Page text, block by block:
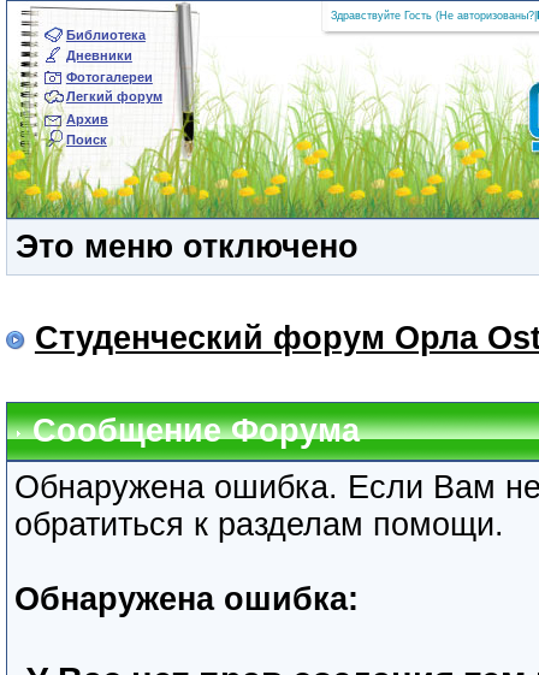
Библиотека
Дневники
Фотогалереи
Легкий форум
Архив
Поиск
Здравствуйте Гость (Не авторизованы?
Это меню отключено
Студенческий форум Орла
Сообщение Форума
Обнаружена ошибка. Если Вам
обратиться к разделам помощи.
Обнаружена ошибка: